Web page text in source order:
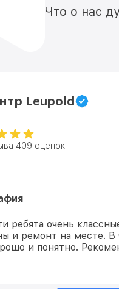
Что о нас
Leupold
409 оценок
ребята очень
и ремонт на месте. В
и понятно.